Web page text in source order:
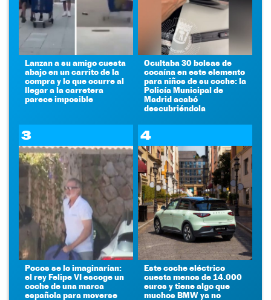
Lanzan a su amigo cuesta
abajo en un carrito de la
compra y lo que ocurre al
llegar a la carretera
parece imposible
Ocultaba 30 bolsas de
cocaína en este elemento
para niños de su coche: la
Policía Municipal de
Madrid acabó
descubriéndola
3
Pocos se lo imaginarían:
el rey Felipe VI escoge un
coche de una marca
española para moverse
4
Este coche eléctrico
cuesta menos de 14.000
euros y tiene algo que
muchos BMW ya no